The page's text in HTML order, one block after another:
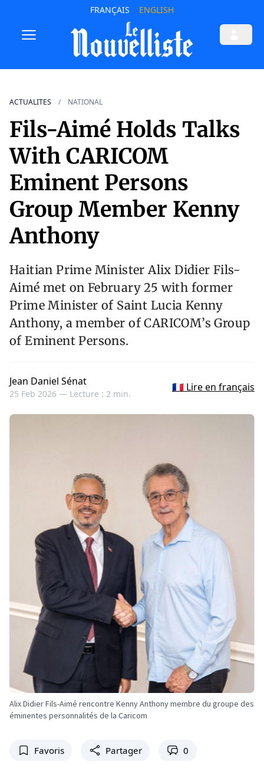
FRANÇAIS ENGLISH
ACTUALITES NATIONAL
Fils-Aimé Holds Talks
With CARICOM
Eminent Persons
Group Member Kenny
Anthony
Haitian Prime Minister Alix Didier Fils-
Aimé met on February 25 with former
Prime Minister of Saint Lucia Kenny
Anthony, a member of CARICOM’s Group
of Eminent Persons.
Jean Daniel Sénat
25 Feb 2026 — Lecture : 2 min.
🇫🇷 Lire en français
Alix Didier Fils-Aimé rencontre Kenny Anthony membre du groupe des
éminentes personnalités de la Caricom
Favoris Partager 0